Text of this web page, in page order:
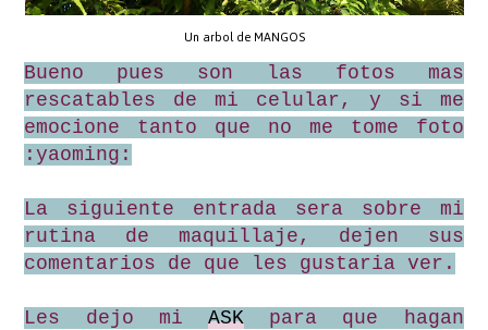
Un arbol de MANGOS
Bueno pues son las fotos mas
rescatables de mi celular, y si me
emocione tanto que no me tome foto
:yaoming:
La siguiente entrada sera sobre mi
rutina de maquillaje, dejen sus
comentarios de que les gustaria ver.
Les dejo mi ASK para que hagan